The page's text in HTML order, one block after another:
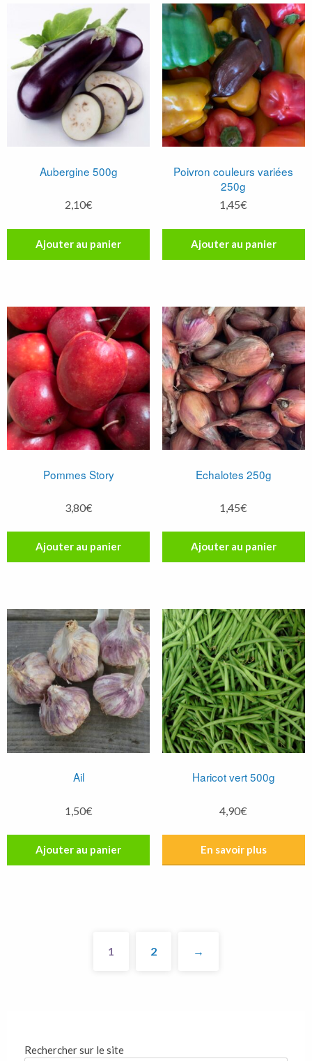
Aubergine 500g
2,10€
Ajouter au panier
Poivron couleurs variées
250g
1,45€
Ajouter au panier
Pommes Story
3,80€
Ajouter au panier
Echalotes 250g
1,45€
Ajouter au panier
Ail
1,50€
Ajouter au panier
Haricot vert 500g
4,90€
1 2 →
Rechercher sur le site